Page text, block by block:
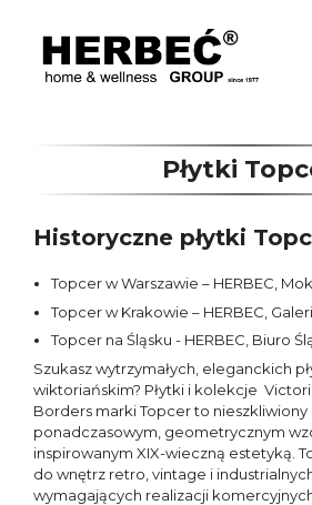
Płytki
Historyczne płytki
Topcer w Warszawie – HERBEC,
Topcer w Krakowie – HERBEC,
Topcer na Śląsku - HERBEC, Biuro
Szukasz wytrzymałych, eleganckich
wiktoriańskim? Płytki i kolekcje
Borders markiTopcerto nieszkliwiony
ponadczasowym, geometrycznym
inspirowanym XIX-wieczną estetyką.
do wnętrz retro, vintage i
wymagających realizacji